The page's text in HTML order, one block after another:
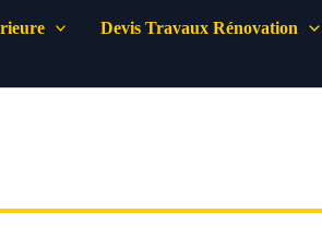
Devis Travaux Rénovation